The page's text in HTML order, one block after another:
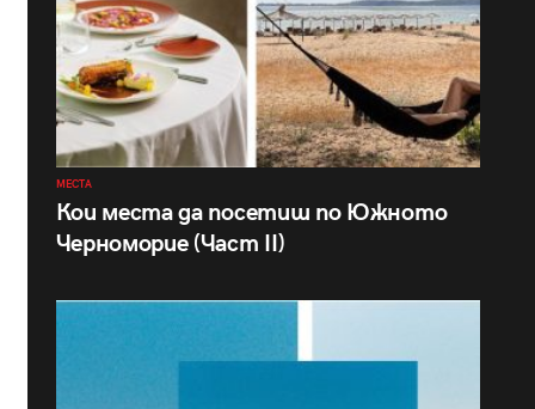
МЕСТА
Кои места да посетиш по Южното
Черноморие (Част II)